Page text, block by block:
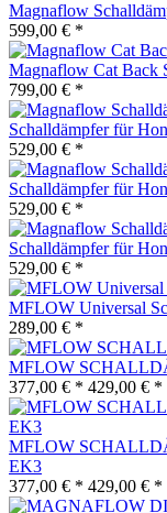
Magnaflow
599,00 € *
Magnaflow Cat Back
799,00 € *
Schalldämpfer für
529,00 € *
Schalldämpfer für
529,00 € *
Schalldämpfer für
529,00 € *
MFLOW Universal
289,00 € *
MFLOW
377,00 € * 429,00 € *
MFLOW
EK3
377,00 € * 429,00 € *